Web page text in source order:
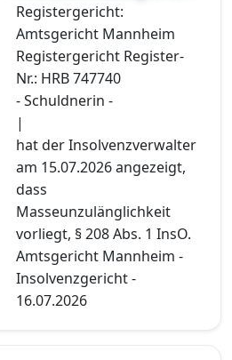
Registergericht:
Amtsgericht Mannheim
Registergericht Register-
Nr.: HRB 747740
- Schuldnerin -
|
hat der Insolvenzverwalter
am 15.07.2026 angezeigt,
dass
Masseunzulänglichkeit
vorliegt, § 208 Abs. 1 InsO.
Amtsgericht Mannheim -
Insolvenzgericht -
16.07.2026